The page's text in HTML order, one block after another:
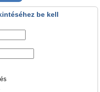
be kell